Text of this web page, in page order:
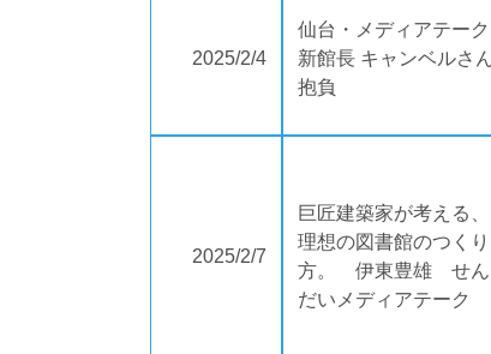
2025/2/4
仙台・メディアテーク
新館長 キャンベルさ
抱負
2025/2/7
巨匠建築家が考える、
理想の図書館のつくり
方。 伊東豊雄 せん
だいメディアテーク